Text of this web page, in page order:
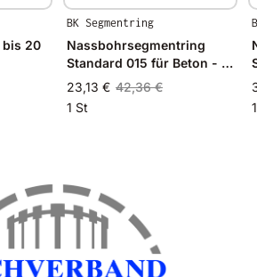
BK Segmentring
Nassbohrsegmentring
Standard 015 für Beton - Ø
18mm - 18/13mm
23,13 € 42,36 €
1 St